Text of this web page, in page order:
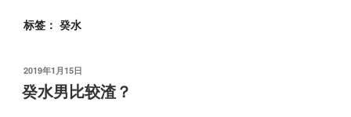
标签： 癸水
发
布
于
2019年1月15日
癸水男比较渣？